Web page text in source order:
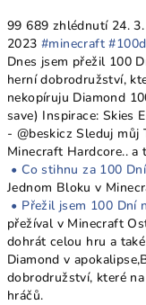
99 689 zhlédnutí 24. 3.
2023 #minecraft
Dnes jsem přežil 100
herní dobrodružství,
nekopíruju Diamond
save) Inspirace: Skies
- @beskicz Sleduj
Minecraft Hardcore.. a
• Co stihnu za 100
Jednom Bloku v
• Přežil jsem 100 Dní
přežíval v Minecraft
dohrát celou hru a
Diamond v
dobrodružství, které
hráčů.